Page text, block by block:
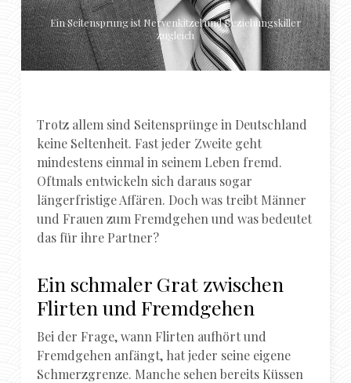
Ein Seitensprung ist Nervenkitzel und Beziehungskiller
zugleich
Trotz allem sind Seitensprünge in Deutschland
keine Seltenheit. Fast jeder Zweite geht
mindestens einmal in seinem Leben fremd.
Oftmals entwickeln sich daraus sogar
längerfristige Affären. Doch was treibt Männer
und Frauen zum Fremdgehen und was bedeutet
das für ihre Partner?
Ein schmaler Grat zwischen
Flirten und Fremdgehen
Bei der Frage, wann Flirten aufhört und
Fremdgehen anfängt, hat jeder seine eigene
Schmerzgrenze. Manche sehen bereits Küssen